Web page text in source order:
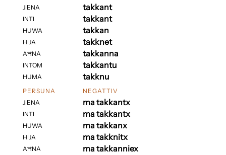
JIENA
INTI
HUWA
HIJA
AĦNA
INTOM
HUMA
takkant
takkant
takkan
takknet
takkanna
takkantu
takknu
PERSUNA
JIENA
INTI
HUWA
HIJA
AĦNA
NEGATTIV
ma takkantx
ma takkantx
ma takkanx
ma takknitx
ma takkanniex